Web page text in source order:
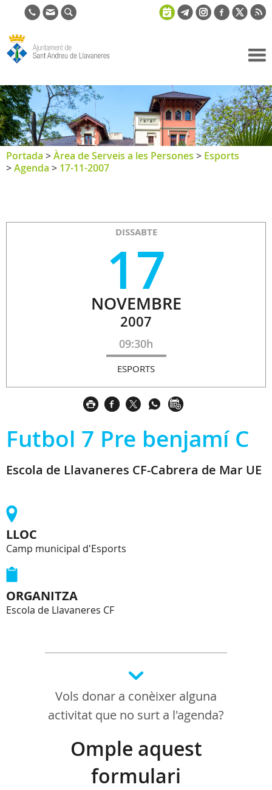
de Sant
Andreu de
Llavaneres
Portada >Àrea de Serveis a les Persones > Esports
>Agenda > 17-11-2007
DISSABTE
17
NOVEMBRE
2007
09:30h
ESPORTS
Futbol 7 Pre benjamí C
Escola de Llavaneres CF-Cabrera de Mar UE
LLOC
Camp municipal d'Esports
ORGANITZA
Escola de Llavaneres CF
Vols donar a conèixer alguna
activitat que no surt a l'agenda?
Omple aquest
formulari